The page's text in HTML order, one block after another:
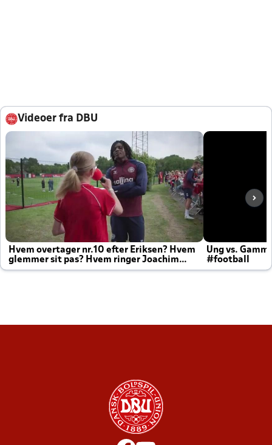
Videoer fra DBU
Hvem overtager nr.10 efter Eriksen? Hvem
glemmer sit pas? Hvem ringer Joachim
altid til efter kampe?
Ung vs.
#football